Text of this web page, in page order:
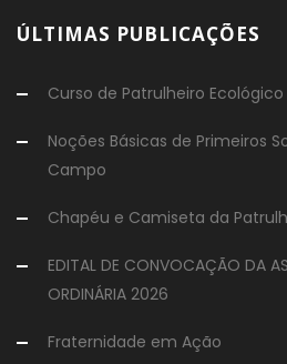
ÚLTIMAS PUBLICAÇÕES
Curso de Patrulheiro
Noções Básicas de Primeiros
Campo
Chapéu e Camiseta da
EDITAL DE CONVOCAÇÃO DA
ORDINÁRIA 2026
Fraternidade em Ação